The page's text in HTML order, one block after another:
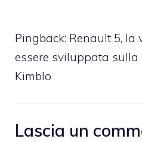
Pingback: Renault 5, la
essere sviluppata
Kimblo
Lascia un